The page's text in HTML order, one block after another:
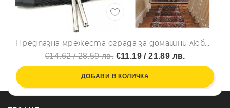
Предпазна мрежеста ограда за домашни любимци, 75 х 110 см
€14.62 / 28.59 лв.€11.19 / 21.89 лв.
ДОБАВИ В КОЛИЧКА